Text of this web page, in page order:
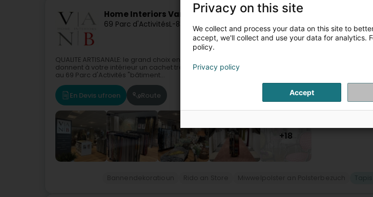
Home Interiors Vandenberg
69 Parc d'ActivitésL-8308 Capellen (Kapellen)
QUALITE ARTISANALE: le grand choix en tissus d'ameublement assortie avec la passementerie
donnent à votre intérieur un cachet très individuel, renseignez-vous HOME INTERIORS
au 69 Parc d'Activités "bâtiment...
En Devis ufroen Route
+18
Privacy on this site
We collect and process your data on this site to
accept, we'll collect and use your data for analytics.
policy.
Privacy policy
Accept